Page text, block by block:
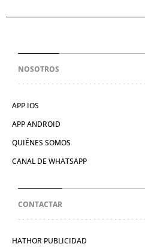
NOSOTROS
APP IOS
APP ANDROID
QUIÉNES SOMOS
CANAL DE WHATSAPP
CONTACTAR
HATHOR PUBLICIDAD